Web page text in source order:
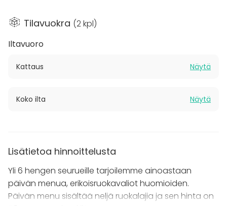
Muistathan katsoa myös muut ravintolamme:
Pastis– Pieni pala Pariisia keskellä Helsinkiä, ota
Villa Lilla- Espoon Leppävaaran kauniissa
Tilavuokra (2 kpl)
Iltavuoro
Kattaus Näytä
Koko ilta Näytä
Lisätietoa hinnoittelusta
Yli 6 hengen seurueille tarjoilemme ainoastaan
päivän menua, erikoisruokavaliot huomioiden.
Päivän menu sisältää neljä ruokalajia ja sen hinta on